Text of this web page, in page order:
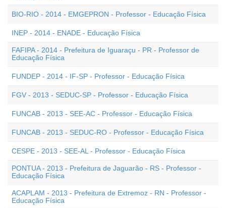
BIO-RIO - 2014 - EMGEPRON - Professor - Educação Física
INEP - 2014 - ENADE - Educação Física
FAFIPA - 2014 - Prefeitura de Iguaraçu - PR - Professor de
Educação Física
FUNDEP - 2014 - IF-SP - Professor - Educação Física
FGV - 2013 - SEDUC-SP - Professor - Educação Física
FUNCAB - 2013 - SEE-AC - Professor - Educação Física
FUNCAB - 2013 - SEDUC-RO - Professor - Educação Física
CESPE - 2013 - SEE-AL - Professor - Educação Física
PONTUA - 2013 - Prefeitura de Jaguarão - RS - Professor -
Educação Física
ACAPLAM - 2013 - Prefeitura de Extremoz - RN - Professor -
Educação Física